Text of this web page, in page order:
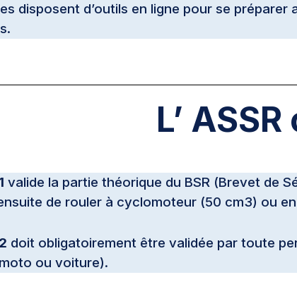
disposent d’outils en ligne pour se préparer
L’
valide la partie théorique du BSR (Brevet de
de rouler à cyclomoteur (50 cm3) ou
doit obligatoirement être validée par toute
ou voiture).